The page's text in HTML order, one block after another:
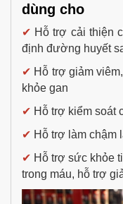
dùng cho
✔ Hỗ trợ cải thiện
định đường huyết
✔ Hỗ trợ giảm
khỏe gan
✔ Hỗ trợ kiểm soát
✔ Hỗ trợ làm chậm
✔ Hỗ trợ sức khỏe
trong máu, hỗ trợ